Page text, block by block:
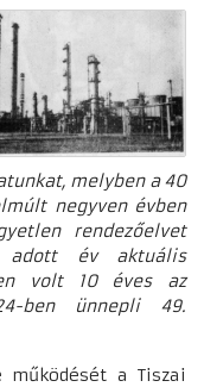
melyben a 40
negyven évben
rendezőelvet
év aktuális
volt 10 éves az
ben ünnepli 49.
működését a Tiszai